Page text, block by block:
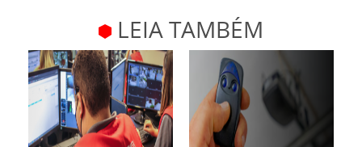
LEIA TAMBÉM